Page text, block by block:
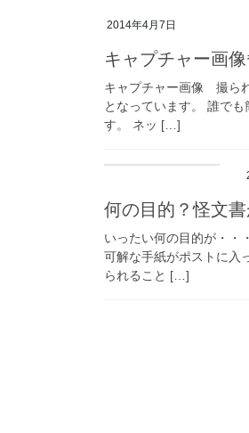
2014年4月7日
キャプチャー画像
キャプチャー画像 撮ら
となっています。 誰で
す。 ネッ […]
何の目的？怪文書
いったい何の目的が・
可解な手紙がポストに入
られること […]